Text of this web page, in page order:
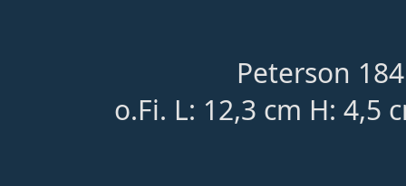
Peterson
o.Fi. L: 12,3 cm H: 4,5